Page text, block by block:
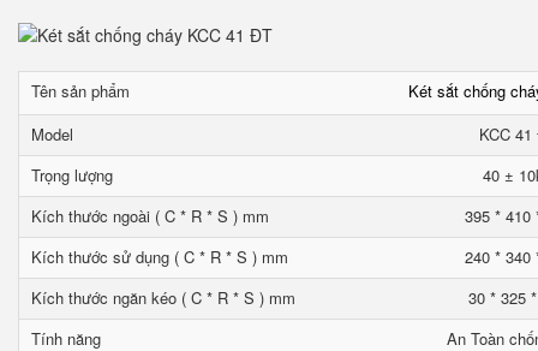
Tên sản phẩm
Két sắt chống
Model
KCC
Trọng lượng
40 ±
Kích thước ngoài ( C * R * S ) mm
395 * 410
Kích thước sử dụng ( C * R * S ) mm
240 * 340
Kích thước ngăn kéo ( C * R * S ) mm
30 * 325
Tính năng
An Toàn